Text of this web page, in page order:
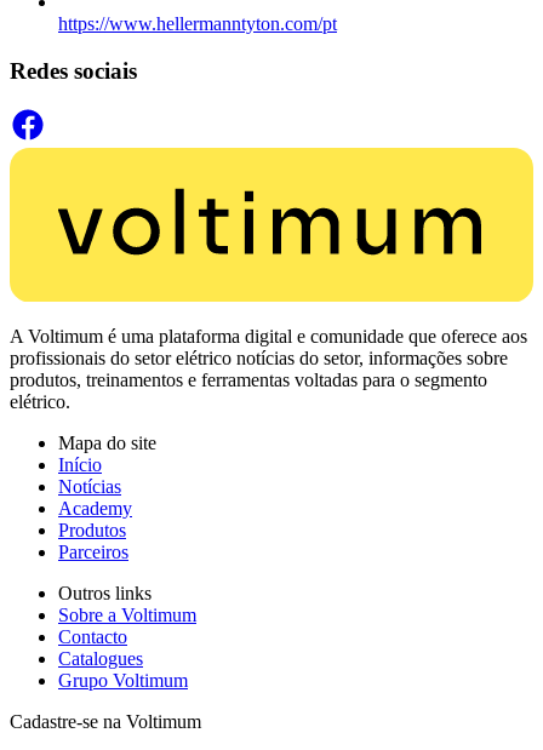
https://www.hellermanntyton.com/pt
Redes sociais
A Voltimum é uma plataforma digital e comunidade que oferece aos
profissionais do setor elétrico notícias do setor, informações sobre
produtos, treinamentos e ferramentas voltadas para o segmento
elétrico.
Mapa do site
Início
Notícias
Academy
Produtos
Parceiros
Outros links
Sobre a Voltimum
Contacto
Catalogues
Grupo Voltimum
Cadastre-se na Voltimum